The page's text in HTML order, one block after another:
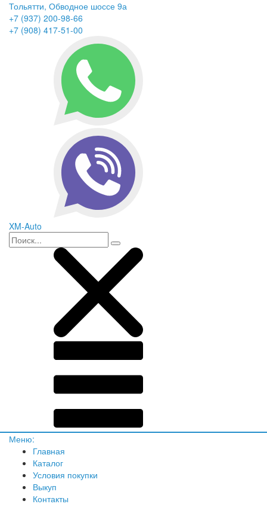
Тольятти, Обводное шоссе 9а
+7 (937) 200-98-66
+7 (908) 417-51-00
XM-Auto
Меню:
Главная
Каталог
Условия покупки
Выкуп
Контакты